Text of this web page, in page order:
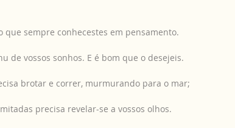
que sempre conhecestes em pensamento.
de vossos sonhos. E é bom que o desejeis.
brotar e correr, murmurando para o mar;
precisa revelar-se a vossos olhos.